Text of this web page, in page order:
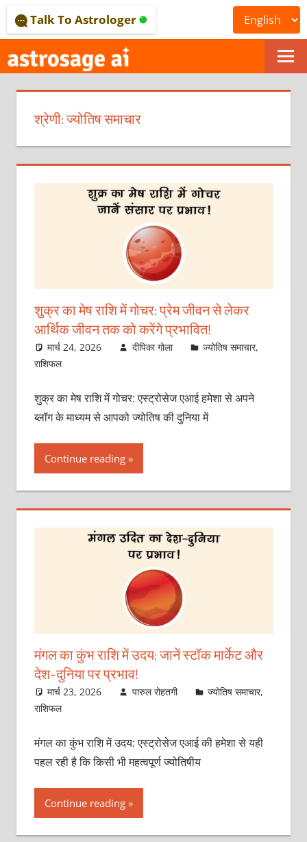
to
content
ONLINE
ASTROLOGICAL
–
ASTROSAGE
MAGAZINE
Talk To Astrologer
श्रेणी:ज्योतिष समाचार
शुक्र का मेष राशि में गोचर: प्रेम जीवन से लेकर
आर्थिक जीवन तक को करेंगे प्रभावित!
मार्च 24, 2026 दीपिका गोला ज्योतिष समाचार,
राशिफल
शुक्र का मेष राशि में गोचर: एस्ट्रोसेज एआई हमेशा से अपने
ब्लॉग के माध्यम से आपको ज्योतिष की दुनिया में
Continue reading
मंगल का कुंभ राशि में उदय: जानें स्‍टॉक मार्केट और
देश-दुनिया पर प्रभाव!
मार्च 23, 2026 पारुल रोहतगी ज्योतिष समाचार,
राशिफल
मंगल का कुंभ राशि में उदय: एस्‍ट्रोसेज एआई की हमेशा से यही
पहल रही है कि किसी भी महत्वपूर्ण ज्योतिषीय
Continue reading